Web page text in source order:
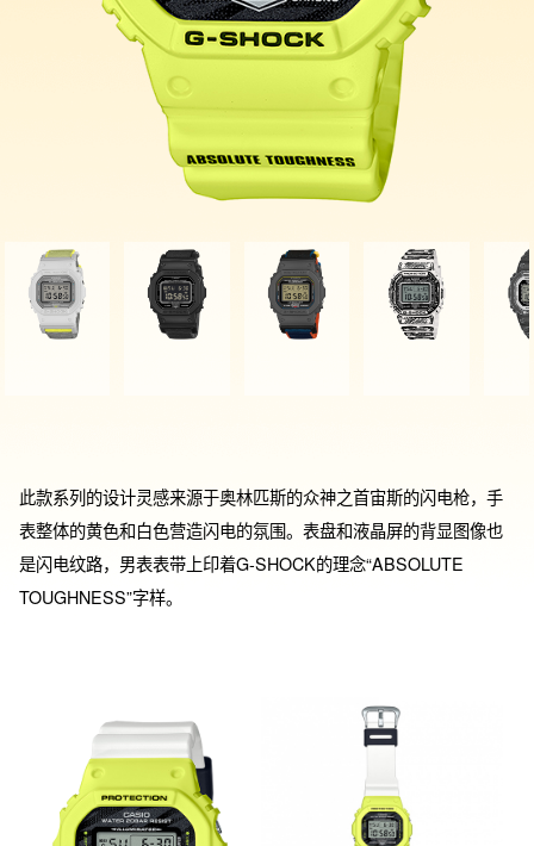
此款系列的设计灵感来源于奥林匹斯的众神之首宙斯的闪电枪，手
表整体的黄色和白色营造闪电的氛围。表盘和液晶屏的背显图像也
是闪电纹路，男表表带上印着G-SHOCK的理念“ABSOLUTE
TOUGHNESS”字样。